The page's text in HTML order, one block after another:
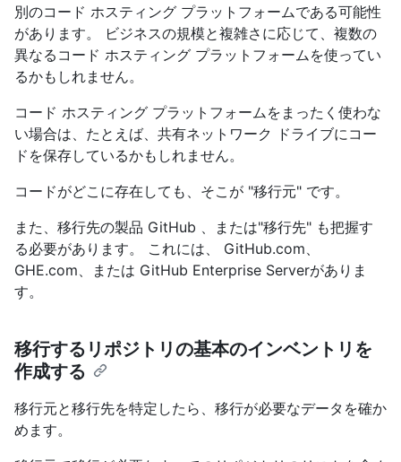
別のコード ホスティング プラットフォームである可能性
があります。 ビジネスの規模と複雑さに応じて、複数の
異なるコード ホスティング プラットフォームを使ってい
るかもしれません。
コード ホスティング プラットフォームをまったく使わな
い場合は、たとえば、共有ネットワーク ドライブにコー
ドを保存しているかもしれません。
コードがどこに存在しても、そこが "移行元" です。
また、移行先の製品 GitHub 、または"移行先" も把握す
る必要があります。 これには、 GitHub.com、
GHE.com、または GitHub Enterprise Serverがありま
す。
移行するリポジトリの基本のインベントリを
作成する
移行元と移行先を特定したら、移行が必要なデータを確か
めます。